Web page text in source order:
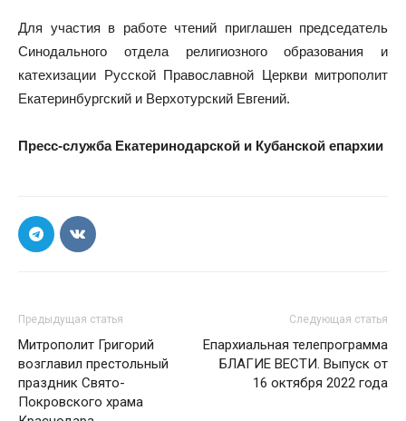
Для участия в работе чтений приглашен председатель
Синодального отдела религиозного образования и
катехизации Русской Православной Церкви митрополит
Екатеринбургский и Верхотурский Евгений.
Пресс-служба Екатеринодарской и Кубанской епархии
Предыдущая статья
Митрополит Григорий
возглавил престольный
праздник Свято-
Покровского храма
Следующая статья
Епархиальная телепрограмма
БЛАГИЕ ВЕСТИ. Выпуск от
16 октября 2022 года